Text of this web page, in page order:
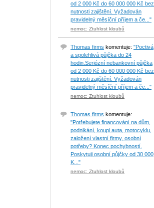
od 2 000 Kč do 60 000 000 Kč bez
nutnosti zajištění. Vyžadován
pravidelný měsíční příjem a če..."
nemoc: Ztuhlost kloubů
Thomas firms komentuje: "Poctivá
a spolehlivá půjčka do 24
hodin.Seriózní nebankovní půjčka
od 2 000 Kč do 60 000 000 Kč bez
nutnosti zajištění. Vyžadován
pravidelný měsíční příjem a če..."
nemoc: Ztuhlost kloubů
Thomas firms komentuje:
"Potřebujete financování na dům,
podnikání, koupi auta, motocyklu,
založení vlastní firmy, osobní
potřeby? Konec pochybností.
Poskytuji osobní půjčky od 30 000
K..."
nemoc: Ztuhlost kloubů